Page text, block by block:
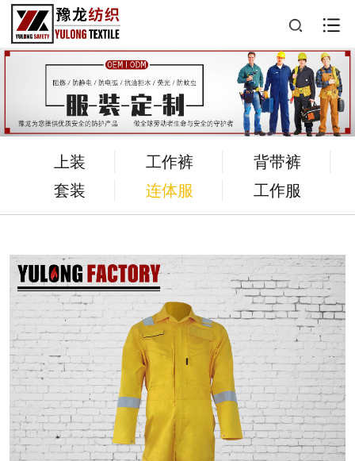
上装 工作裤
背带裤
套装
连体服 工作服